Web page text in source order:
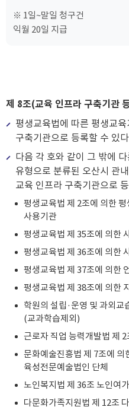
※ 1일~말일 청구건
익월 20일 지급
제 8조(교육 인프라 구축기관
평생교육법에 따른 평생교
구축기관으로 등록할 수 있
다음 각 호와 같이 그 밖에
유형으로 분류된 오산시 관
교육 인프라 구축기관으로
평생교육법 제 2조에 의한
사용기관
평생교육법 제 35조에 의한
평생교육법 제 36조에 의한
평생교육법 제 37조에 의한
평생교육법 제 38조에 의한
학원의 설립·운영 및 과외교
(교과학습제외)
근로자 직업 능력개발법 제
문화예술진흥법 제 7조에 의
육성전문예술법인 단체
노인복지법 제 36조 노인여
다문화가족지원법 제 12조